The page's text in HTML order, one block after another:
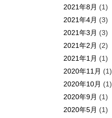
2021年8月 (1)
2021年4月 (3)
2021年3月 (3)
2021年2月 (2)
2021年1月 (1)
2020年11月 (1)
2020年10月 (1)
2020年9月 (1)
2020年5月 (1)